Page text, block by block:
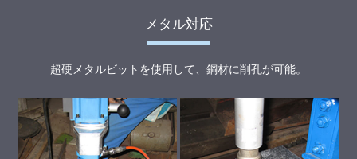
メタル対応
超硬メタルビットを使用して、鋼材に削孔が可能。